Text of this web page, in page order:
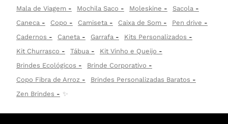
Mala de Viagem
Mochila Saco Moleskine
Sacola
Caneca
Copo Camiseta Caixa de Som
Pen drive
Cadernos
Caneta Garrafa
Kits Personalizados
Kit Churrasco
Tábua
Kit Vinho e Queijo
Brindes Ecológicos
Brinde Corporativo
Copo Fibra de Arroz
Brindes Personalizadas Baratos
Zen Brindes
✨